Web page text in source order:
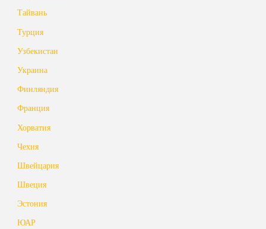
Тайвань
Турция
Узбекистан
Украина
Финляндия
Франция
Хорватия
Чехия
Швейцария
Швеция
Эстония
ЮАР